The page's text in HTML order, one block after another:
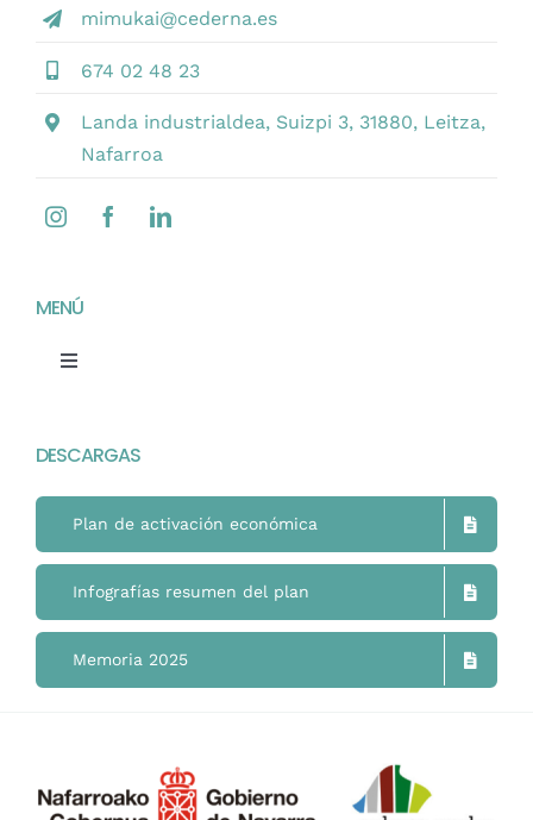
mimukai@cederna.es
674 02 48 23
Landa industrialdea, Suizpi 3, 31880, Leitza,
Nafarroa
MENÚ
Toggle
Mimukai
El Centro
La Comunidad
Actualidad
DESCARGAS
Plan de activación económica
Infografías resumen del plan
Memoria 2025